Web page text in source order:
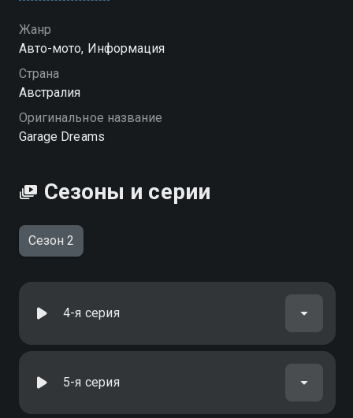
заводского конвейера
Жанр
Авто-мото, Информация
Страна
Австралия
Оригинальное название
Garage Dreams
Сезоны и серии
Сезон 2
4-я серия
5-я серия